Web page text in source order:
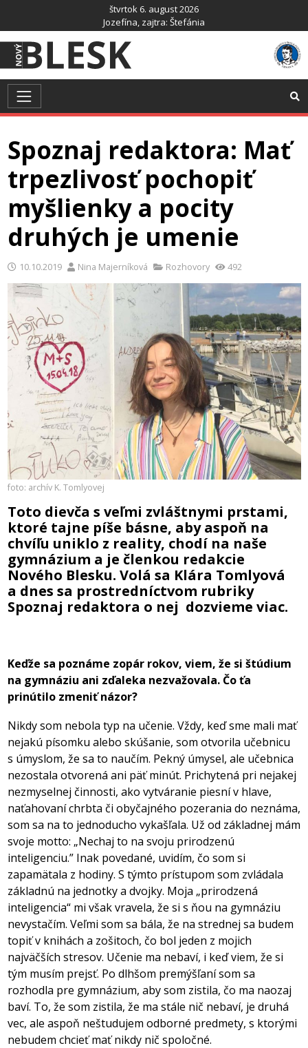
obsah
štvrtok 6. august 2026
Jozefína , zajtra: Štefánia
Spoznaj redaktora: Mať
trpezlivosť pochopiť
myšlienky a pocity
druhých je umenie
10.10.2019 Nina Majerníková Rozhovory 492
foto: archív K. Tomlyovej
Toto dievča s veľmi zvláštnymi prstami,
ktoré tajne píše básne, aby aspoň na
chvíľu uniklo z reality, chodí na naše
gymnázium a je členkou redakcie
Nového Blesku. Volá sa Klára Tomlyová
a dnes sa prostredníctvom rubriky
Spoznaj redaktora o nej dozvieme viac.
Keďže sa poznáme zopár rokov, viem, že si štúdium
na gymnáziu ani zďaleka nezvažovala. Čo ťa
prinútilo zmeniť názor?
Nikdy som nebola typ na učenie. Vždy, keď sme mali mať
nejakú písomku alebo skúšanie, som otvorila učebnicu
s úmyslom, že sa to naučím. Pekný úmysel, ale učebnica
nezostala otvorená ani päť minút. Prichytená pri nejakej
nezmyselnej činnosti, ako vytváranie piesní v hlave,
naťahovaní chrbta či obyčajného pozerania do neznáma,
som sa na to jednoducho vykašľala. Už od základnej mám
svoje motto: „Nechaj to na svoju prirodzenú
inteligenciu.” Inak povedané, uvidím, čo som si
zapamätala z hodiny. S týmto prístupom som zvládala
základnú na jednotky a dvojky. Moja „prirodzená
inteligencia“ mi však vravela, že si s ňou na gymnáziu
nevystačím. Veľmi som sa bála, že na strednej sa budem
topiť v knihách a zošitoch, čo bol jeden z mojich
najväčších stresov. Učenie ma nebaví, i keď viem, že si
tým musím prejsť. Po dlhšom premýšľaní som sa
rozhodla pre gymnázium, aby som zistila, čo ma naozaj
baví. To, že som zistila, že ma stále nič nebaví, je druhá
vec, ale aspoň neštudujem odborné predmety, s ktorými
nebudem chcieť mať nikdy nič spoločné.